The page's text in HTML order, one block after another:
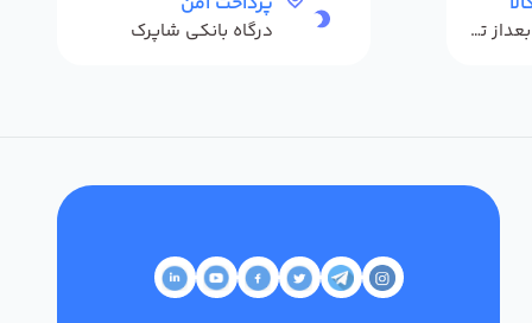
حداکثر 48 ساعت بعداز تحویل درگاه بانکی شاپرک